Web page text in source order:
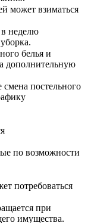
может взиматься
неделю
белья и
дополнительную
постельного
по возможности
потребоваться
при
имущества.